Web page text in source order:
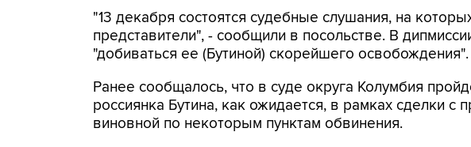
"13 декабря состоятся судебные слушания, на
представители", - сообщили в посольстве. В
"добиваться ее (Бутиной) скорейшего освобождения".
Ранее сообщалось, что в суде округа Колумбия
россиянка Бутина, как ожидается, в рамках сделки с
виновной по некоторым пунктам обвинения.